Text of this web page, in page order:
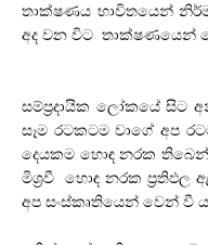
තාක්ෂණය භාවිතයෙන්
අද වන විට තාක්ෂණයෙන්
සම්ප්‍රදායික ලෝකයේ සිට
සෑම රටකටම වාගේ අප
දෙයකම හොඳ නරක
මිශ්‍රවී හොඳ නරක ප්‍රතිඵල
අප සංස්කෘතියෙන් වෙන් වී